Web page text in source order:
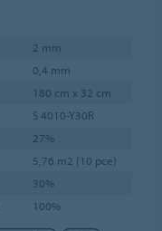
2 mm
0,4 mm
180 cm x 32 cm
S 4010-Y30R
27%
5,76 m2 (10 pce)
30%
100%